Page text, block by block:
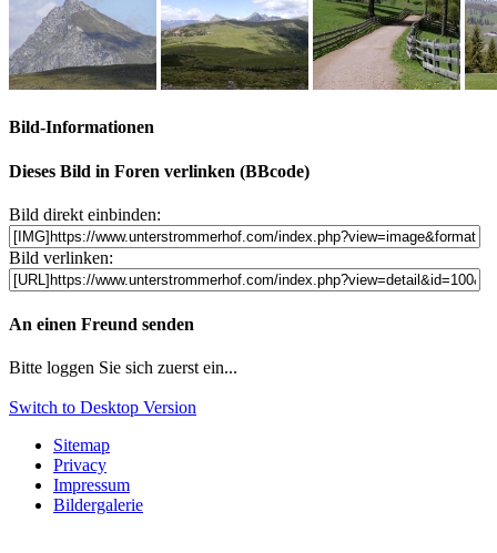
Bild-Informationen
Dieses Bild in Foren verlinken (BBcode)
Bild direkt einbinden:
Bild verlinken:
An einen Freund senden
Bitte loggen Sie sich zuerst ein...
Switch to Desktop Version
Sitemap
Privacy
Impressum
Bildergalerie